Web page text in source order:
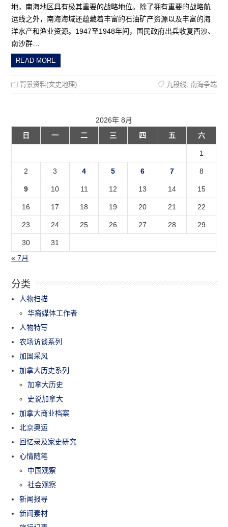
地，南海地区具有极其重要的战略地位。除了拥有重要的战略航
运线之外，南海海域还蕴藏着丰富的石油矿产资源以及丰富的海
洋水产和渔业资源。1947至1948年间，国民政府出兵收复西沙、
南沙群…
READ MORE
背景资料(文史地理) 九段线, 南海争端
2026年 8月
日
一 二 三 四 五 六
1
2 3 4 5 6 7 8
9 10 11 12 13 14 15
16 17 18 19 20 21 22
23 24 25 26 27 28 29
30
31
« 7月
分类
人物扫描
华裔媒体工作者
人物特写
农场访谈系列
加国采风
加拿大历史系列
加拿大历史
史说加拿大
加拿大商业档案
北京奥运
回忆录及家史研究
心情随笔
中国观察
社会观察
新闻报导
新闻素材